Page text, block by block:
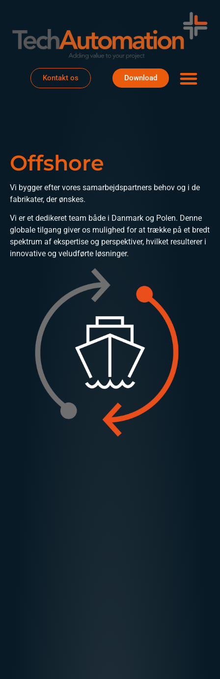
Kontakt os Download
Offshore
Vi bygger efter vores samarbejdspartners behov og i de
fabrikater, der ønskes.
Vi er et dedikeret team både i Danmark og Polen. Denne
globale tilgang giver os mulighed for at trække på et bredt
spektrum af ekspertise og perspektiver, hvilket resulterer i
innovative og veludførte løsninger.